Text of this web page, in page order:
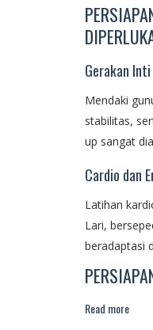
Gerakan
Mendaki
stabilitas,
up sangat
Cardio dan
Latihan
Lari,
beradaptasi
Read more